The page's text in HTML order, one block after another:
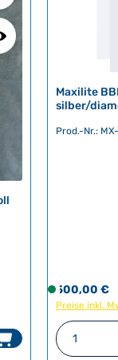
Maxilite
silber/
Prod.-Nr.:
Regulärer
S
o
f
r
500,00 €
Preise inkl.